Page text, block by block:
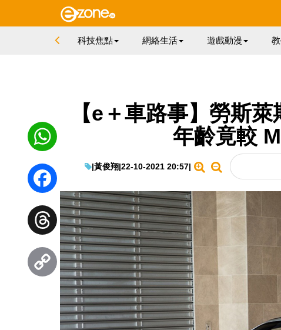
科技焦點 網絡生活 遊戲動漫
【e＋車路事】勞斯
年齡竟較
|黃俊翔|22-10-2021 20:57|
WhatsApp
Facebook
Threads
Copy
Link